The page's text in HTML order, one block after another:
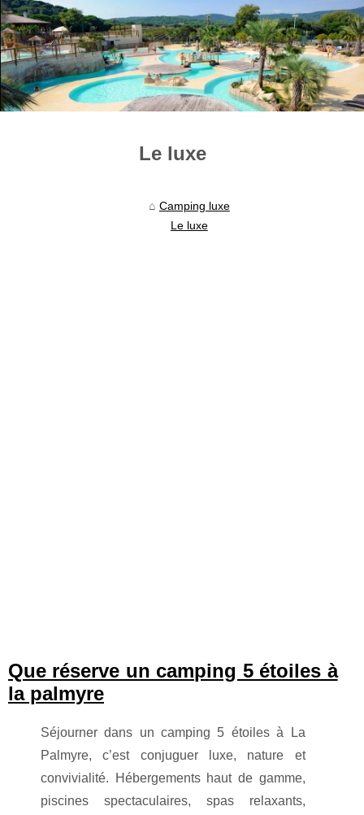
Le luxe
Camping luxe
Le luxe
Que réserve un camping 5 étoiles à
la palmyre
Séjourner dans un camping 5 étoiles à La
Palmyre, c’est conjuguer luxe, nature et
convivialité. Hébergements haut de gamme,
piscines spectaculaires, spas relaxants,